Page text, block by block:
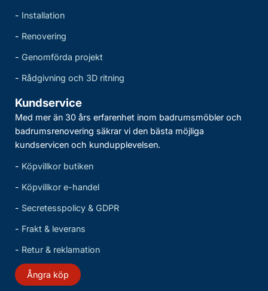
- Installation
- Renovering
- Genomförda projekt
- Rådgivning och 3D ritning
Kundservice
Med mer än 30 års erfarenhet inom badrumsmöbler och
badrumsrenovering säkrar vi den bästa möjliga
kundservicen och kundupplevelsen.
- Köpvillkor butiken
- Köpvillkor e-handel
- Secretesspolicy & GDPR
- Frakt & leverans
- Retur & reklamation
Ångra köp